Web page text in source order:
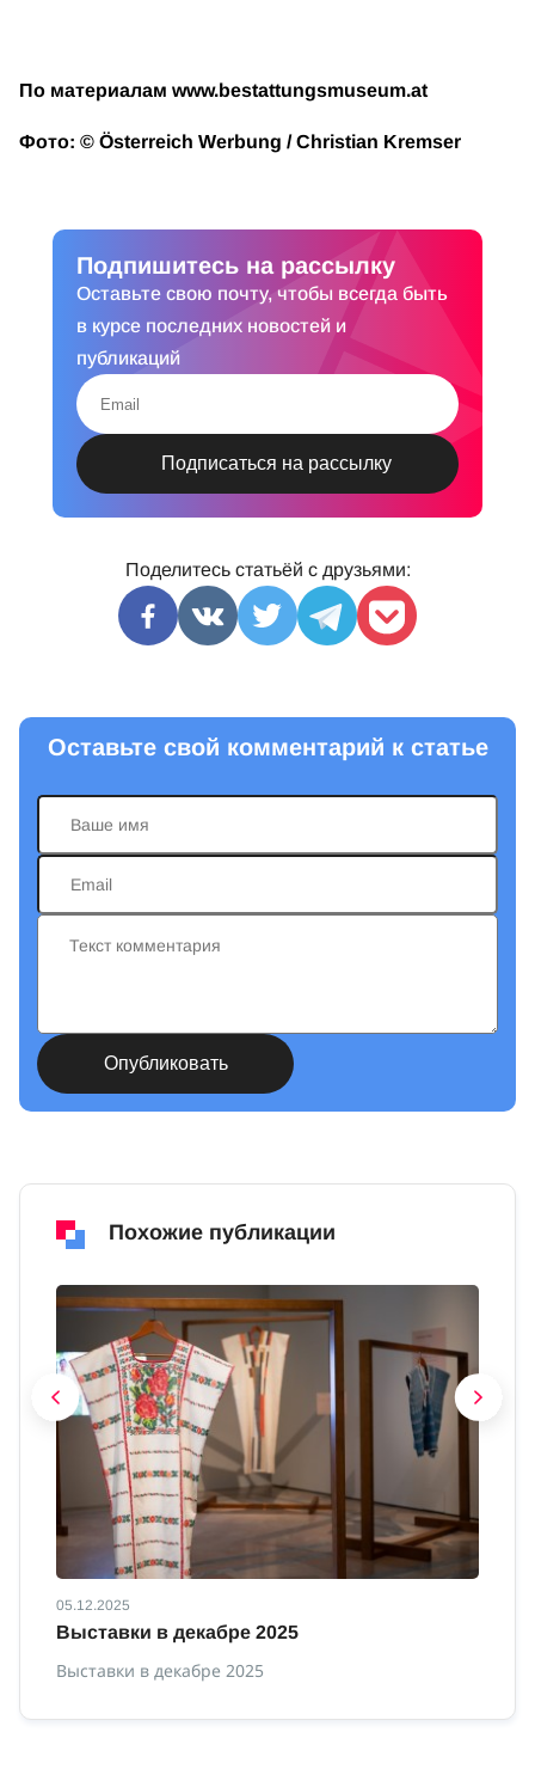
По материалам www.bestattungsmuseum.at
Фото: © Österreich Werbung / Christian Kremser
Подпишитесь на рассылку
Оставьте свою почту, чтобы всегда быть
в курсе последних новостей и
публикаций
Поделитесь статьёй с друзьями:
Оставьте свой комментарий к статье
Похожие публикации
05.12.2025
Выставки в декабре 2025
Выставки в декабре 2025